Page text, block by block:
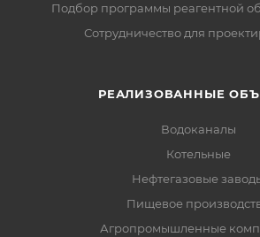
Подбор программы реагентной
Сотрудничество для
РЕАЛИЗОВАННЫЕ
Водоканалы
Котельные
Нефтегазовые
Пищевое
Агропромышленные